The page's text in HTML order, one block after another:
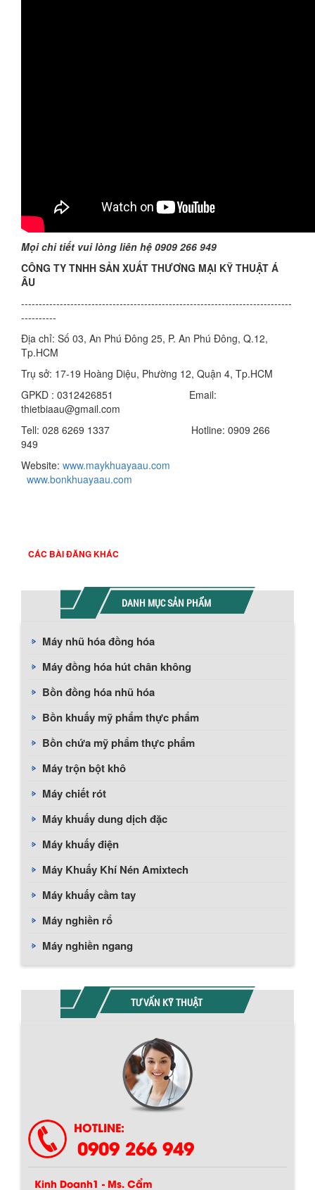
Mọi chi tiết vui lòng liên hệ 0909 266 949
CÔNG TY TNHH SẢN XUẤT THƯƠNG MẠI KỸ THUẬT Á
ÂU
-----------------------------------------------------------------------------
----------
Địa chỉ: Số 03, An Phú Đông 25, P. An Phú Đông, Q.12,
Tp.HCM
Trụ sở: 17-19 Hoàng Diệu, Phường 12, Quận 4, Tp.HCM
GPKD : 0312426851 Email:
thietbiaau@gmail.com
Tell: 028 6269 1337 Hotline: 0909 266
949
Website: www.maykhuayaau.com
www.bonkhuayaau.com
CÁC BÀI ĐĂNG KHÁC
DANH MỤC SẢN PHẨM
Máy nhũ hóa đồng hóa
Máy đồng hóa hút chân không
Bồn đồng hóa nhũ hóa
Bồn khuấy mỹ phẩm thực phẩm
Bồn chứa mỹ phẩm thực phẩm
Máy trộn bột khô
Máy chiết rót
Máy khuấy dung dịch đặc
Máy khuấy điện
Máy Khuấy Khí Nén Amixtech
Máy khuấy cầm tay
Máy nghiền rổ
Máy nghiền ngang
TƯ VẤN KỸ THUẬT
HOTLINE:
0909 266 949
Kinh Doanh1 - Ms. Cẩm